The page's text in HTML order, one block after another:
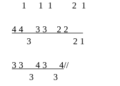
1 1 1 2 1
4 4 3 3 2 2
3 2 1
3 3 4 3 4//
3 3